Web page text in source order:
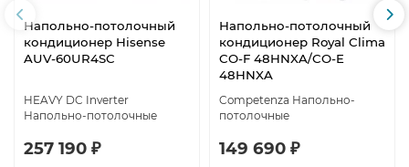
Напольно-потолочный
кондиционер Hisense
AUV-60UR4SC
HEAVY DC Inverter
Напольно-потолочные
257 190 ₽
Напольно-потолочный
кондиционер Royal Clima
CO-F 48HNXA/CO-E
48HNXA
Competenza Напольно-
потолочные
149 690 ₽